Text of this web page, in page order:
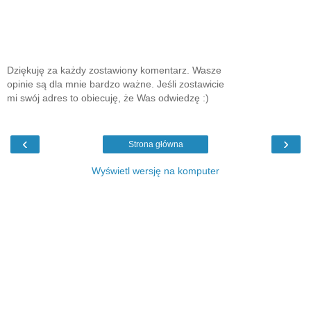
Dziękuję za każdy zostawiony komentarz. Wasze
opinie są dla mnie bardzo ważne. Jeśli zostawicie
mi swój adres to obiecuję, że Was odwiedzę :)
‹ ›
Strona główna
Wyświetl wersję na komputer